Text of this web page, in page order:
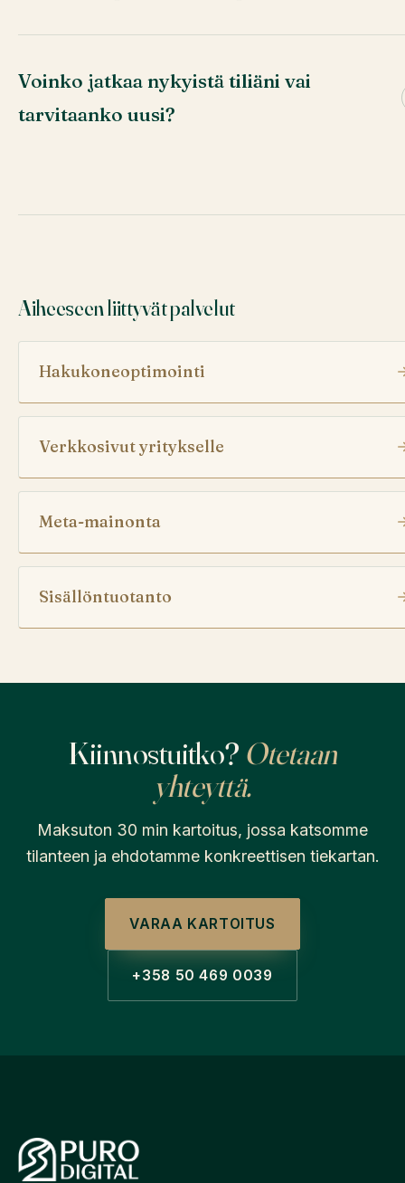
Voinko jatkaa nykyistä tiliäni vai
tarvitaanko uusi?
Aiheeseen liittyvät palvelut
Hakukoneoptimointi
Verkkosivut yritykselle
Meta-mainonta
Sisällöntuotanto
Kiinnostuitko? Otetaan
yhteyttä.
Maksuton 30 min kartoitus, jossa katsomme
tilanteen ja ehdotamme konkreettisen tiekartan.
VARAA KARTOITUS
+358 50 469 0039